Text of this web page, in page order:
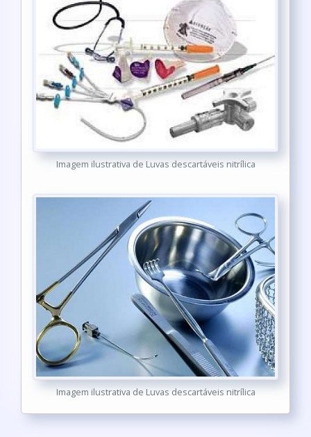
Imagem ilustrativa de Luvas descartáveis nitrílica
Imagem ilustrativa de Luvas descartáveis nitrílica